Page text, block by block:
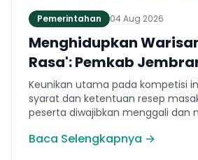
Pemerintahan 04 Aug 2026
Menghidupkan
Rasa': Pemkab
Keteladanan Bung
Lomba Cipta Menu
Keunikan utama pada kompetisi
syarat dan ketentuan resep
peserta diwajibkan menggali dan
Mustika Rasa—buku kumpulan
Baca Selengkapnya →